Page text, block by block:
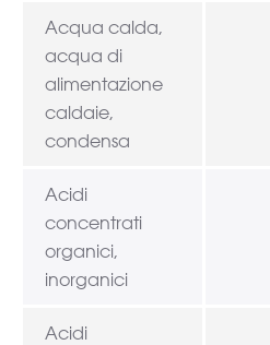
Acqua calda,
acqua di
alimentazione
caldaie,
condensa
Acidi
concentrati
organici,
inorganici
Acidi